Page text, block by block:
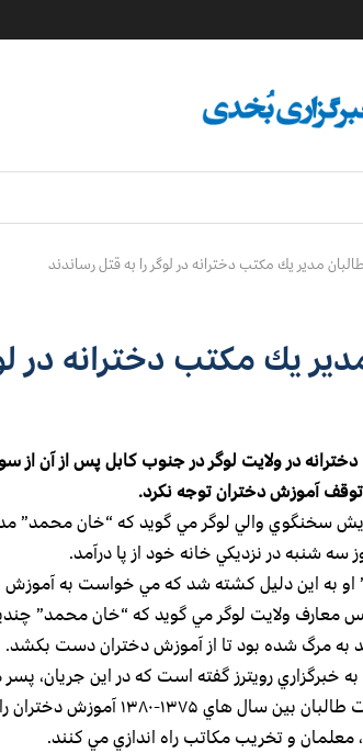
طالبان مدير يك مكتب دخترانه در لوگر را به قتل رساندند
يك مكتب دخترانه در
در ولايت لوگر در جنوب كابل پس از آن
آموزش دختران توجه نكرد.
سخنگوي والي لوگر مي گويد كه “خان محمد” مدير
سه شنبه در نزديكي خانه خود از پا درآمد.
به اين دليل كشته شد كه مي خواست به آموزش
معارف ولايت لوگر مي گويد كه “خان محمد”
به مرگ شده بود تا از آموزش دختران دست بكشد.
خبرگزاري رويترز گفته است كه در اين جريان،
رژيم بر سر قدرت طالبان
معلمان و تخريب مكاتب راه اندازي مي كنند.